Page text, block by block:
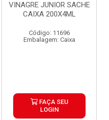
VINAGRE JUNIOR SACHE
CAIXA 200X4ML
Código: 11696
Embalagem: Caixa
FAÇA SEU
LOGIN